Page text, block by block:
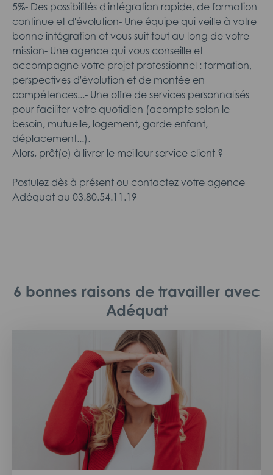
5%- Des possibilités d'intégration rapide, de formation
continue et d'évolution- Une équipe qui veille à votre
bonne intégration et vous suit tout au long de votre
mission- Une agence qui vous conseille et
accompagne votre projet professionnel : formation,
perspectives d'évolution et de montée en
compétences...- Une offre de services personnalisés
pour faciliter votre quotidien (acompte selon le
besoin, mutuelle, logement, garde enfant,
déplacement...).
Alors, prêt(e) à livrer le meilleur service client ?
Postulez dès à présent ou contactez votre agence
Adéquat au 03.80.54.11.19
6 bonnes raisons de travailler avec
Adéquat